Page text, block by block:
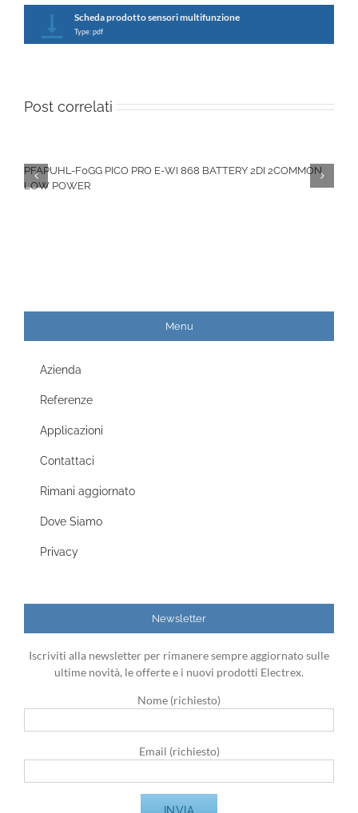
Scheda prodotto sensori multifunzione
Type: pdf
Post correlati
PFAPUHL-F0GG PICO PRO E-WI 868 BATTERY 2DI 2COMMON
LOW POWER
Menu
Azienda
Referenze
Applicazioni
Contattaci
Rimani aggiornato
Dove Siamo
Privacy
Newsletter
Iscriviti alla newsletter per rimanere sempre aggiornato sulle
ultime novità, le offerte e i nuovi prodotti Electrex.
Nome (richiesto)
Email (richiesto)